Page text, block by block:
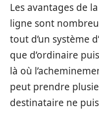
Les avantages de
ligne sont
tout d’un système
que d’ordinaire
là où
peut prendre
destinataire ne